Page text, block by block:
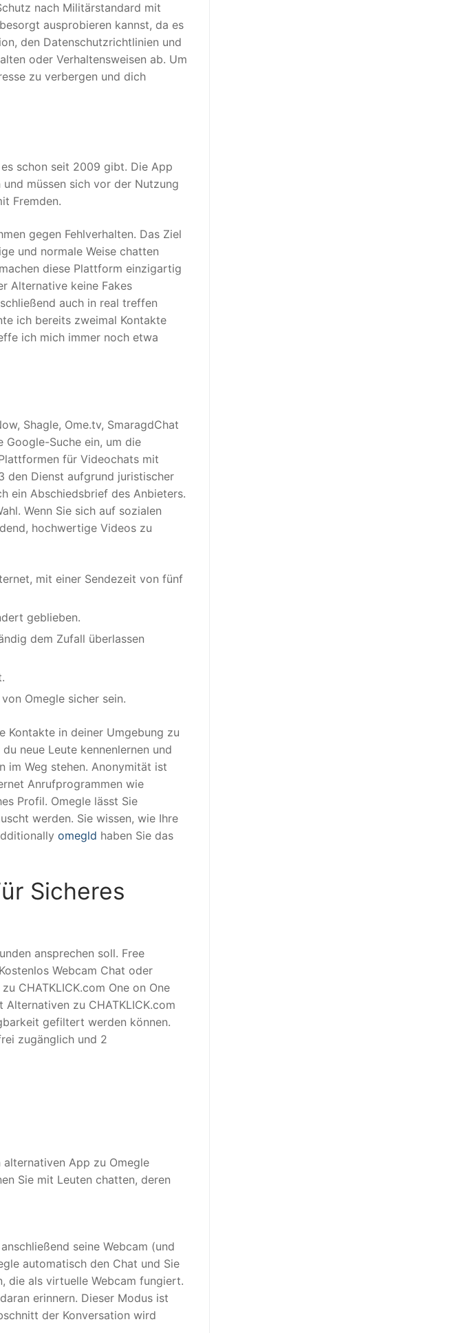
nach Militärstandard mit
ausprobieren kannst, da es
den Datenschutzrichtlinien und
oder Verhaltensweisen ab. Um
zu verbergen und dich
schon seit 2009 gibt. Die App
müssen sich vor der Nutzung
Fremden.
gegen Fehlverhalten. Das Ziel
und normale Weise chatten
diese Plattform einzigartig
Alternative keine Fakes
auch in real treffen
ich bereits zweimal Kontakte
ich mich immer noch etwa
Shagle, Ome.tv, SmaragdChat
Google-Suche ein, um die
für Videochats mit
den Dienst aufgrund juristischer
ein Abschiedsbrief des Anbieters.
Wenn Sie sich auf sozialen
hochwertige Videos zu
mit einer Sendezeit von fünf
geblieben.
dem Zufall überlassen
Omegle sicher sein.
Kontakte in deiner Umgebung zu
neue Leute kennenlernen und
im Weg stehen. Anonymität ist
Anrufprogrammen wie
Profil. Omegle lässt Sie
werden. Sie wissen, wie Ihre
omegld haben Sie das
Sicheres
ansprechen soll. Free
Webcam Chat oder
CHATKLICK.com One on One
zu CHATKLICK.com
gefiltert werden können.
zugänglich und 2
App zu Omegle
Sie mit Leuten chatten, deren
seine Webcam (und
automatisch den Chat und Sie
die als virtuelle Webcam fungiert.
erinnern. Dieser Modus ist
der Konversation wird